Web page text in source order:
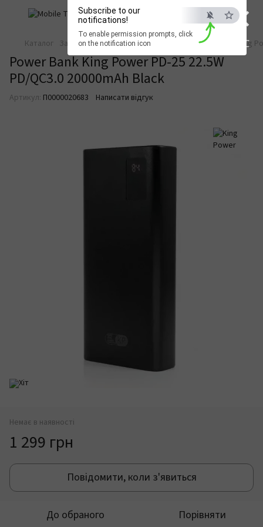
×
ESC
Subscribe to our
notifications!
To enable permission prompts, click
on the notification icon
Каталог Зарядка та живлення Павербанки Павербанки King
Power Bank King Power PD-25 22.5W
PD/QC3.0 20000mAh Black
Артикул: П0000020683 Написати відгук
Немає в наявності
1 299 грн
Повідомити, коли з'явиться
До обраного Порівняти